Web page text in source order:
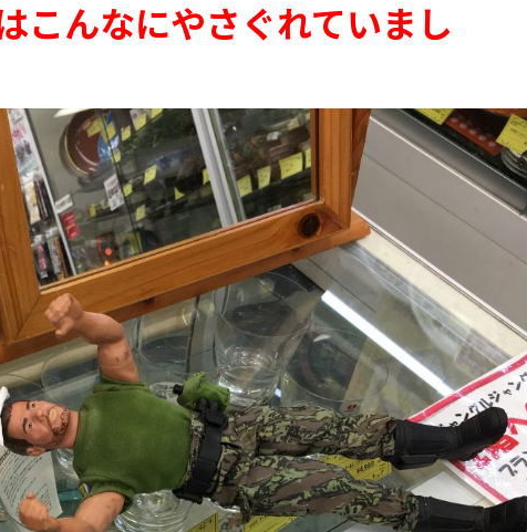
こんなにやさぐれていまし